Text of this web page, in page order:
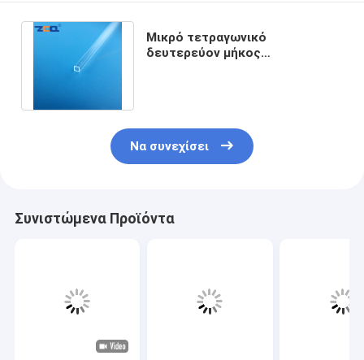
Μικρό τετραγωνικό
δευτερεύον μήκος
Να συνεχίσει
Συνιστώμενα Προϊόντα